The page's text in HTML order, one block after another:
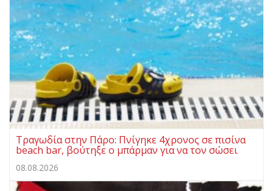
Τραγωδία στην Πάρο: Πνίγηκε 4χρονος σε πισίνα
beach bar, βούτηξε ο μπάρμαν για να τον σώσει
08.08.2026